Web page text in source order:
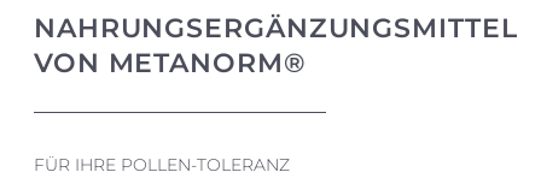
NAHRUNGSERGÄNZUNGSMITTEL
VON METANORM®
FÜR IHRE POLLEN-TOLERANZ